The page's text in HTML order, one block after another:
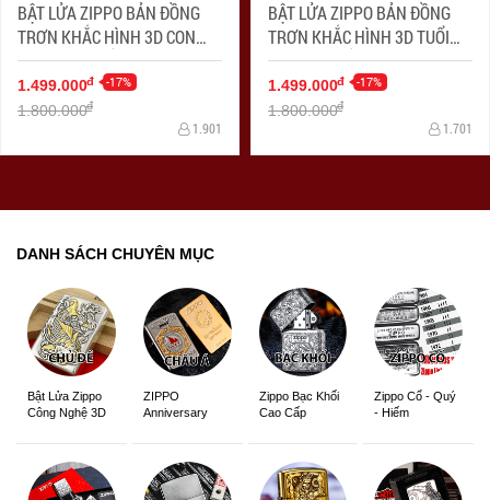
BẬT LỬA ZIPPO BẢN ĐỒNG
TRƠN KHẮC HÌNH 3D CON
RỒNG SIÊU SẮC NÉT
1.499.000đ -17%
1.800.000đ
1.901
BẬT LỬA ZIPPO BẢN ĐỒNG
TRƠN KHẮC HÌNH 3D TUỔI
LỢN SIÊU SẮC NÉT
1.499.000đ -17%
1.800.000đ
1.701
DANH SÁCH CHUYÊN MỤC
Bật Lửa Zippo
Công Nghệ 3D
ZIPPO
Anniversary
Zippo Bạc Khối
Cao Cấp
Zippo Cổ - Quý
- Hiếm